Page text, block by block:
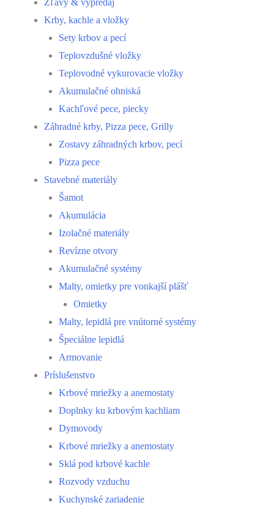
Zľavy & výpredaj
Krby, kachle a vložky
Sety krbov a pecí
Teplovzdušné vložky
Teplovodné vykurovacie vložky
Akumulačné ohniská
Kachľové pece, piecky
Záhradné krby, Pizza pece, Grilly
Zostavy záhradných krbov, pecí
Pizza pece
Stavebné materiály
Šamot
Akumulácia
Izolačné materiály
Revízne otvory
Akumulačné systémy
Malty, omietky pre vonkajší plášť
Omietky
Malty, lepidlá pre vnútorné systémy
Špeciálne lepidlá
Armovanie
Príslušenstvo
Krbové mriežky a anemostaty
Doplnky ku krbovým kachliam
Dymovody
Krbové mriežky a anemostaty
Sklá pod krbové kachle
Rozvody vzduchu
Kuchynské zariadenie